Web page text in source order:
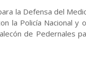
la Defensa del
la Policía Nacional y
de Pedernales